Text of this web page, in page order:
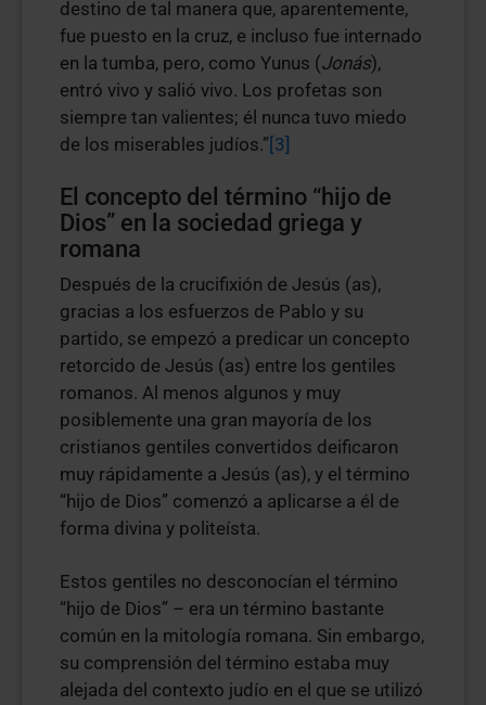
destino de tal manera que, aparentemente,
fue puesto en la cruz, e incluso fue internado
en la tumba, pero, como Yunus (Jonás),
entró vivo y salió vivo. Los profetas son
siempre tan valientes; él nunca tuvo miedo
de los miserables judíos.” [3]
El concepto del término “hijo de
Dios” en la sociedad griega y
romana
Después de la crucifixión de Jesús (as),
gracias a los esfuerzos de Pablo y su
partido, se empezó a predicar un concepto
retorcido de Jesús (as) entre los gentiles
romanos. Al menos algunos y muy
posiblemente una gran mayoría de los
cristianos gentiles convertidos deificaron
muy rápidamente a Jesús (as), y el término
“hijo de Dios” comenzó a aplicarse a él de
forma divina y politeísta.
Estos gentiles no desconocían el término
“hijo de Dios” – era un término bastante
común en la mitología romana. Sin embargo,
su comprensión del término estaba muy
alejada del contexto judío en el que se utilizó